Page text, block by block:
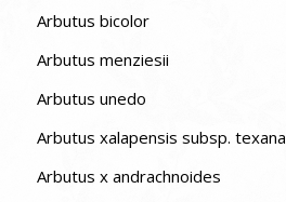
Arbutus bicolor
Arbutus menziesii
Arbutus unedo
Arbutus xalapensis subsp. texana
Arbutus x andrachnoides